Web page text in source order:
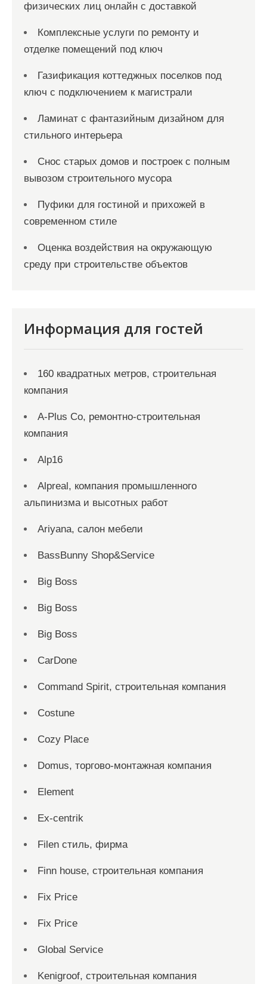
физических лиц онлайн с доставкой
Комплексные услуги по ремонту и
отделке помещений под ключ
Газификация коттеджных поселков под
ключ с подключением к магистрали
Ламинат с фантазийным дизайном для
стильного интерьера
Снос старых домов и построек с полным
вывозом строительного мусора
Пуфики для гостиной и прихожей в
современном стиле
Оценка воздействия на окружающую
среду при строительстве объектов
Информация для гостей
160 квадратных метров, строительная
компания
A-Plus Co, ремонтно-строительная
компания
Alp16
Alpreal, компания промышленного
альпинизма и высотных работ
Ariyana, салон мебели
BassBunny Shop&Service
Big Boss
Big Boss
Big Boss
CarDone
Command Spirit, строительная компания
Costune
Cozy Place
Domus, торгово-монтажная компания
Element
Ex-centrik
Filen стиль, фирма
Finn house, строительная компания
Fix Price
Fix Price
Global Service
Kenigroof, строительная компания